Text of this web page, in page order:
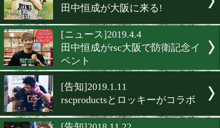
ジアクロとrsc productsがコ
Tシャツを発売
[告知]2020.4.10
お家でシャドーやろうぜ!